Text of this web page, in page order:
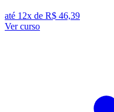
até 12x de R$ 46,39
Ver curso